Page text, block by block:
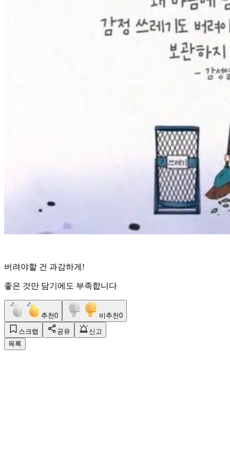
버려야할 건 과감하게!
좋은 것만 담기에도 부족합니다
추천0 비추천0
스크랩 공유
신고
목록